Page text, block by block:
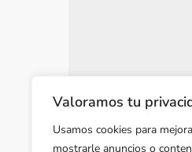
Valoramos tu
Usamos cookies para
mostrarle anuncios o